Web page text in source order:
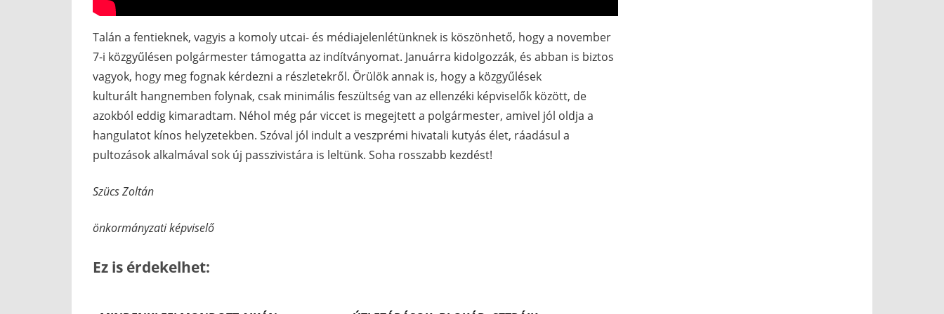
Talán a fentieknek, vagyis a komoly utcai- és médiajelenlétünknek is köszönhető, hogy a november
7-i közgyűlésen polgármester támogatta az indítványomat. Januárra kidolgozzák, és abban is biztos
vagyok, hogy meg fognak kérdezni a részletekről. Örülök annak is, hogy a közgyűlések
kulturált hangnemben folynak, csak minimális feszültség van az ellenzéki képviselők között, de
azokból eddig kimaradtam. Néhol még pár viccet is megejtett a polgármester, amivel jól oldja a
hangulatot kínos helyzetekben. Szóval jól indult a veszprémi hivatali kutyás élet, ráadásul a
pultozások alkalmával sok új passzivistára is leltünk. Soha rosszabb kezdést!
Szücs Zoltán
önkormányzati képviselő
Ez is érdekelhet: